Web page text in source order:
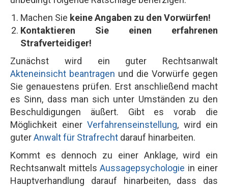
Machen Sie keine Angaben zu den Vorwürfen!
Kontaktieren Sie einen erfahrenen
Strafverteidiger!
Zunächst wird ein guter Rechtsanwalt
Akteneinsicht beantragen und die Vorwürfe gegen
Sie genauestens prüfen. Erst anschließend macht
es Sinn, dass man sich unter Umständen zu den
Beschuldigungen äußert. Gibt es vorab die
Möglichkeit einer Verfahrenseinstellung, wird ein
guterAnwalt für Strafrecht darauf hinarbeiten.
Kommt es dennoch zu einer Anklage, wird ein
Rechtsanwalt mittels Aussagepsychologie in einer
Hauptverhandlung darauf hinarbeiten, dass das